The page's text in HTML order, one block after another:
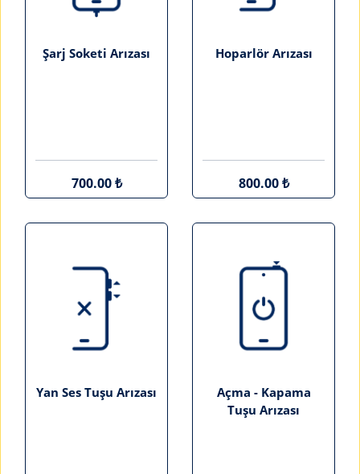
Şarj Soketi Arızası
700.00 ₺
Hoparlör Arızası
800.00 ₺
Yan Ses Tuşu Arızası
Açma - Kapama
Tuşu Arızası